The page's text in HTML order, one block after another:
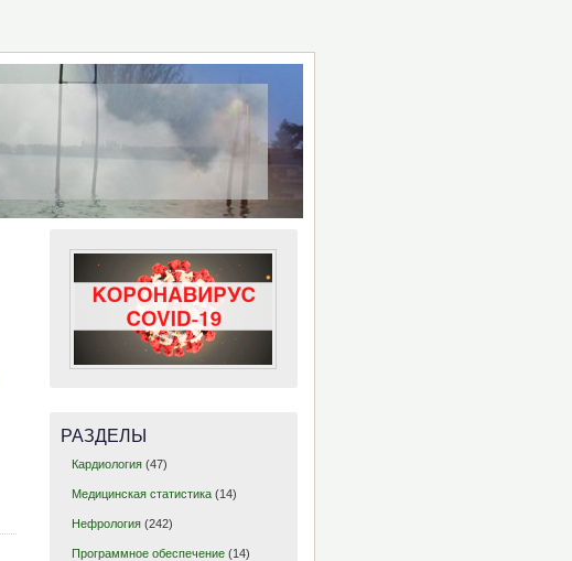
РАЗДЕЛЫ
Кардиология (47)
Медицинская статистика (14)
Нефрология (242)
Программное обеспечение (14)